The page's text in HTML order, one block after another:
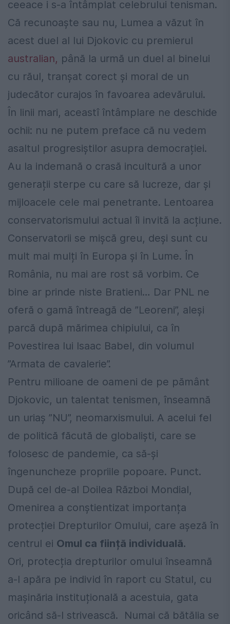
ceeace i s-a întâmplat celebrului tenisman.
Că recunoaște sau nu, Lumea a văzut în
acest duel al lui Djokovic cu premierul
australian, până la urmă un duel al binelui
cu răul, tranșat corect și moral de un
judecător curajos în favoarea adevărului.
În linii mari, aceastî întâmplare ne deschide
ochii: nu ne putem preface că nu vedem
asaltul progresiștilor asupra democrației.
Au la indemană o crasă incultură a unor
generații sterpe cu care să lucreze, dar și
mijloacele cele mai penetrante. Lentoarea
conservatorismului actual îi invită la acțiune.
Conservatorii se mișcă greu, deși sunt cu
mult mai mulți în Europa și în Lume. În
România, nu mai are rost să vorbim. Ce
bine ar prinde niste Bratieni… Dar PNL ne
oferă o gamă întreagă de ”Leoreni”, aleși
parcă după mărimea chipiului, ca în
Povestirea lui Isaac Babel, din volumul
”Armata de cavalerie”.
Pentru milioane de oameni de pe pământ
Djokovic, un talentat tenismen, înseamnă
un uriaș ”NU”, neomarxismului. A acelui fel
de politică făcută de globaliști, care se
folosesc de pandemie, ca să-și
îngenuncheze propriile popoare. Punct.
După cel de-al Doilea Război Mondial,
Omenirea a conștientizat importanța
protecției Drepturilor Omului, care așeză în
centrul ei Omul ca ființă individuală.
Ori, protecția drepturilor omului înseamnă
a-l apăra pe individ în raport cu Statul, cu
mașinăria instituțională a acestuia, gata
oricând să-l strivească. Numai că bătălia se